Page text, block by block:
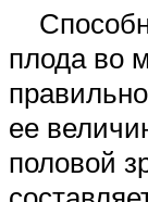
плода во
ее
половой